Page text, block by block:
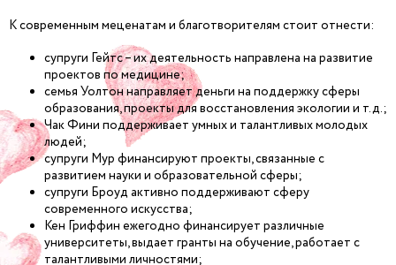
К современным меценатам и благотворителям стоит отнести:
супруги Гейтс – их деятельность направлена на развитие
проектов по медицине;
семья Уолтон направляет деньги на поддержку сферы
образования, проекты для восстановления экологии и т.д.;
Чак Фини поддерживает умных и талантливых молодых
людей;
супруги Мур финансируют проекты, связанные с
развитием науки и образовательной сферы;
супруги Броуд активно поддерживают сферу
современного искусства;
Кен Гриффин ежегодно финансирует различные
университеты, выдает гранты на обучение, работает с
талантливыми личностями;